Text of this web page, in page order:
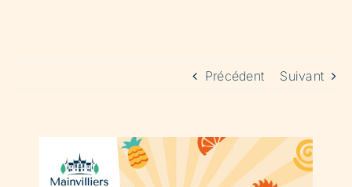
Précédent Suivant